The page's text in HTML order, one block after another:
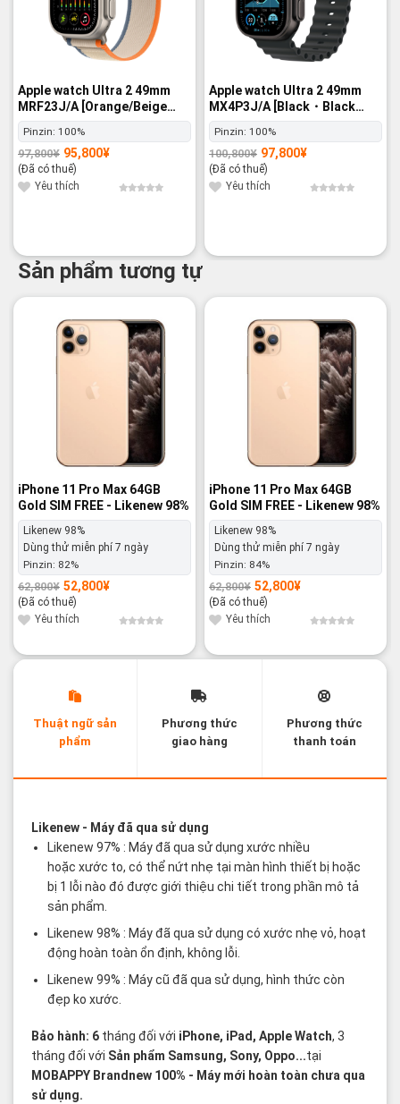
Apple watch Ultra 2 49mm
MRF23J/A [Orange/Beige
Trail Loop M/L] GPS+Cellular
- Nguyên hộp
Pinzin: 100%
97,800¥
Giá
gốc
là:
97,800¥.
95,800¥
Giá
hiện
tại
là:
95,800¥.
(Đã có thuế)
Yêu thích
Apple watch Ultra 2 49mm
MX4P3J/A [Black・Black
Ocean Band] GPS+Cellular -
Nguyên hộp
Pinzin: 100%
100,800¥
Giá
gốc
là:
100,800¥.
97,800¥
Giá
hiện
tại
là:
97,800¥.
(Đã có thuế)
Yêu thích
Sản phẩm tương tự
iPhone 11 Pro Max 64GB
Gold SIM FREE - Likenew 98%
Likenew 98%
Dùng thử miễn phí 7 ngày
Pinzin: 82%
62,800¥
Giá
gốc
là:
62,800¥.
52,800¥
Giá
hiện
tại
là:
52,800¥.
(Đã có thuế)
Yêu thích
iPhone 11 Pro Max 64GB
Gold SIM FREE - Likenew 98%
Likenew 98%
Dùng thử miễn phí 7 ngày
Pinzin: 84%
62,800¥
Giá
gốc
là:
62,800¥.
52,800¥
Giá
hiện
tại
là:
52,800¥.
(Đã có thuế)
Yêu thích
Thuật ngữ sản
phẩm
Phương thức
giao hàng
Phương thức
thanh toán
Likenew- Máy đã qua sử dụng
Likenew 97% : Máy đã qua sử dụng xước nhiều
hoặc xước to, có thể nứt nhẹ tại màn hình thiết bị hoặc
bị 1 lỗi nào đó được giới thiệu chi tiết trong phần mô tả
sản phẩm.
Likenew 98% : Máy đã qua sử dụng có xước nhẹ vỏ, hoạt
động hoàn toàn ổn định, không lỗi.
Likenew 99% : Máy cũ đã qua sử dụng, hình thức còn
đẹp ko xước.
Bảo hành: 6 tháng đối với iPhone, iPad, Apple Watch, 3
tháng đối với Sản phẩm Samsung, Sony, Oppo...tại
MOBAPPY Brandnew 100% - Máy mới hoàn toàn chưa qua
sử dụng.